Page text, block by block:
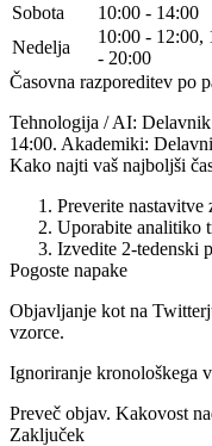
Sobota
10:00 - 14:00
Nedelja
10:00 - 12:00,
- 20:00
Časovna razporeditev po
Tehnologija / AI:
14:00. Akademiki:
Kako najti vaš najboljši
Preverite nastavitve
Uporabite analitiko
Izvedite 2-tedenski
Pogoste napake
Objavljanje kot na
vzorce.
Ignoriranje kronološkega
Preveč objav. Kakovost
Zaključek